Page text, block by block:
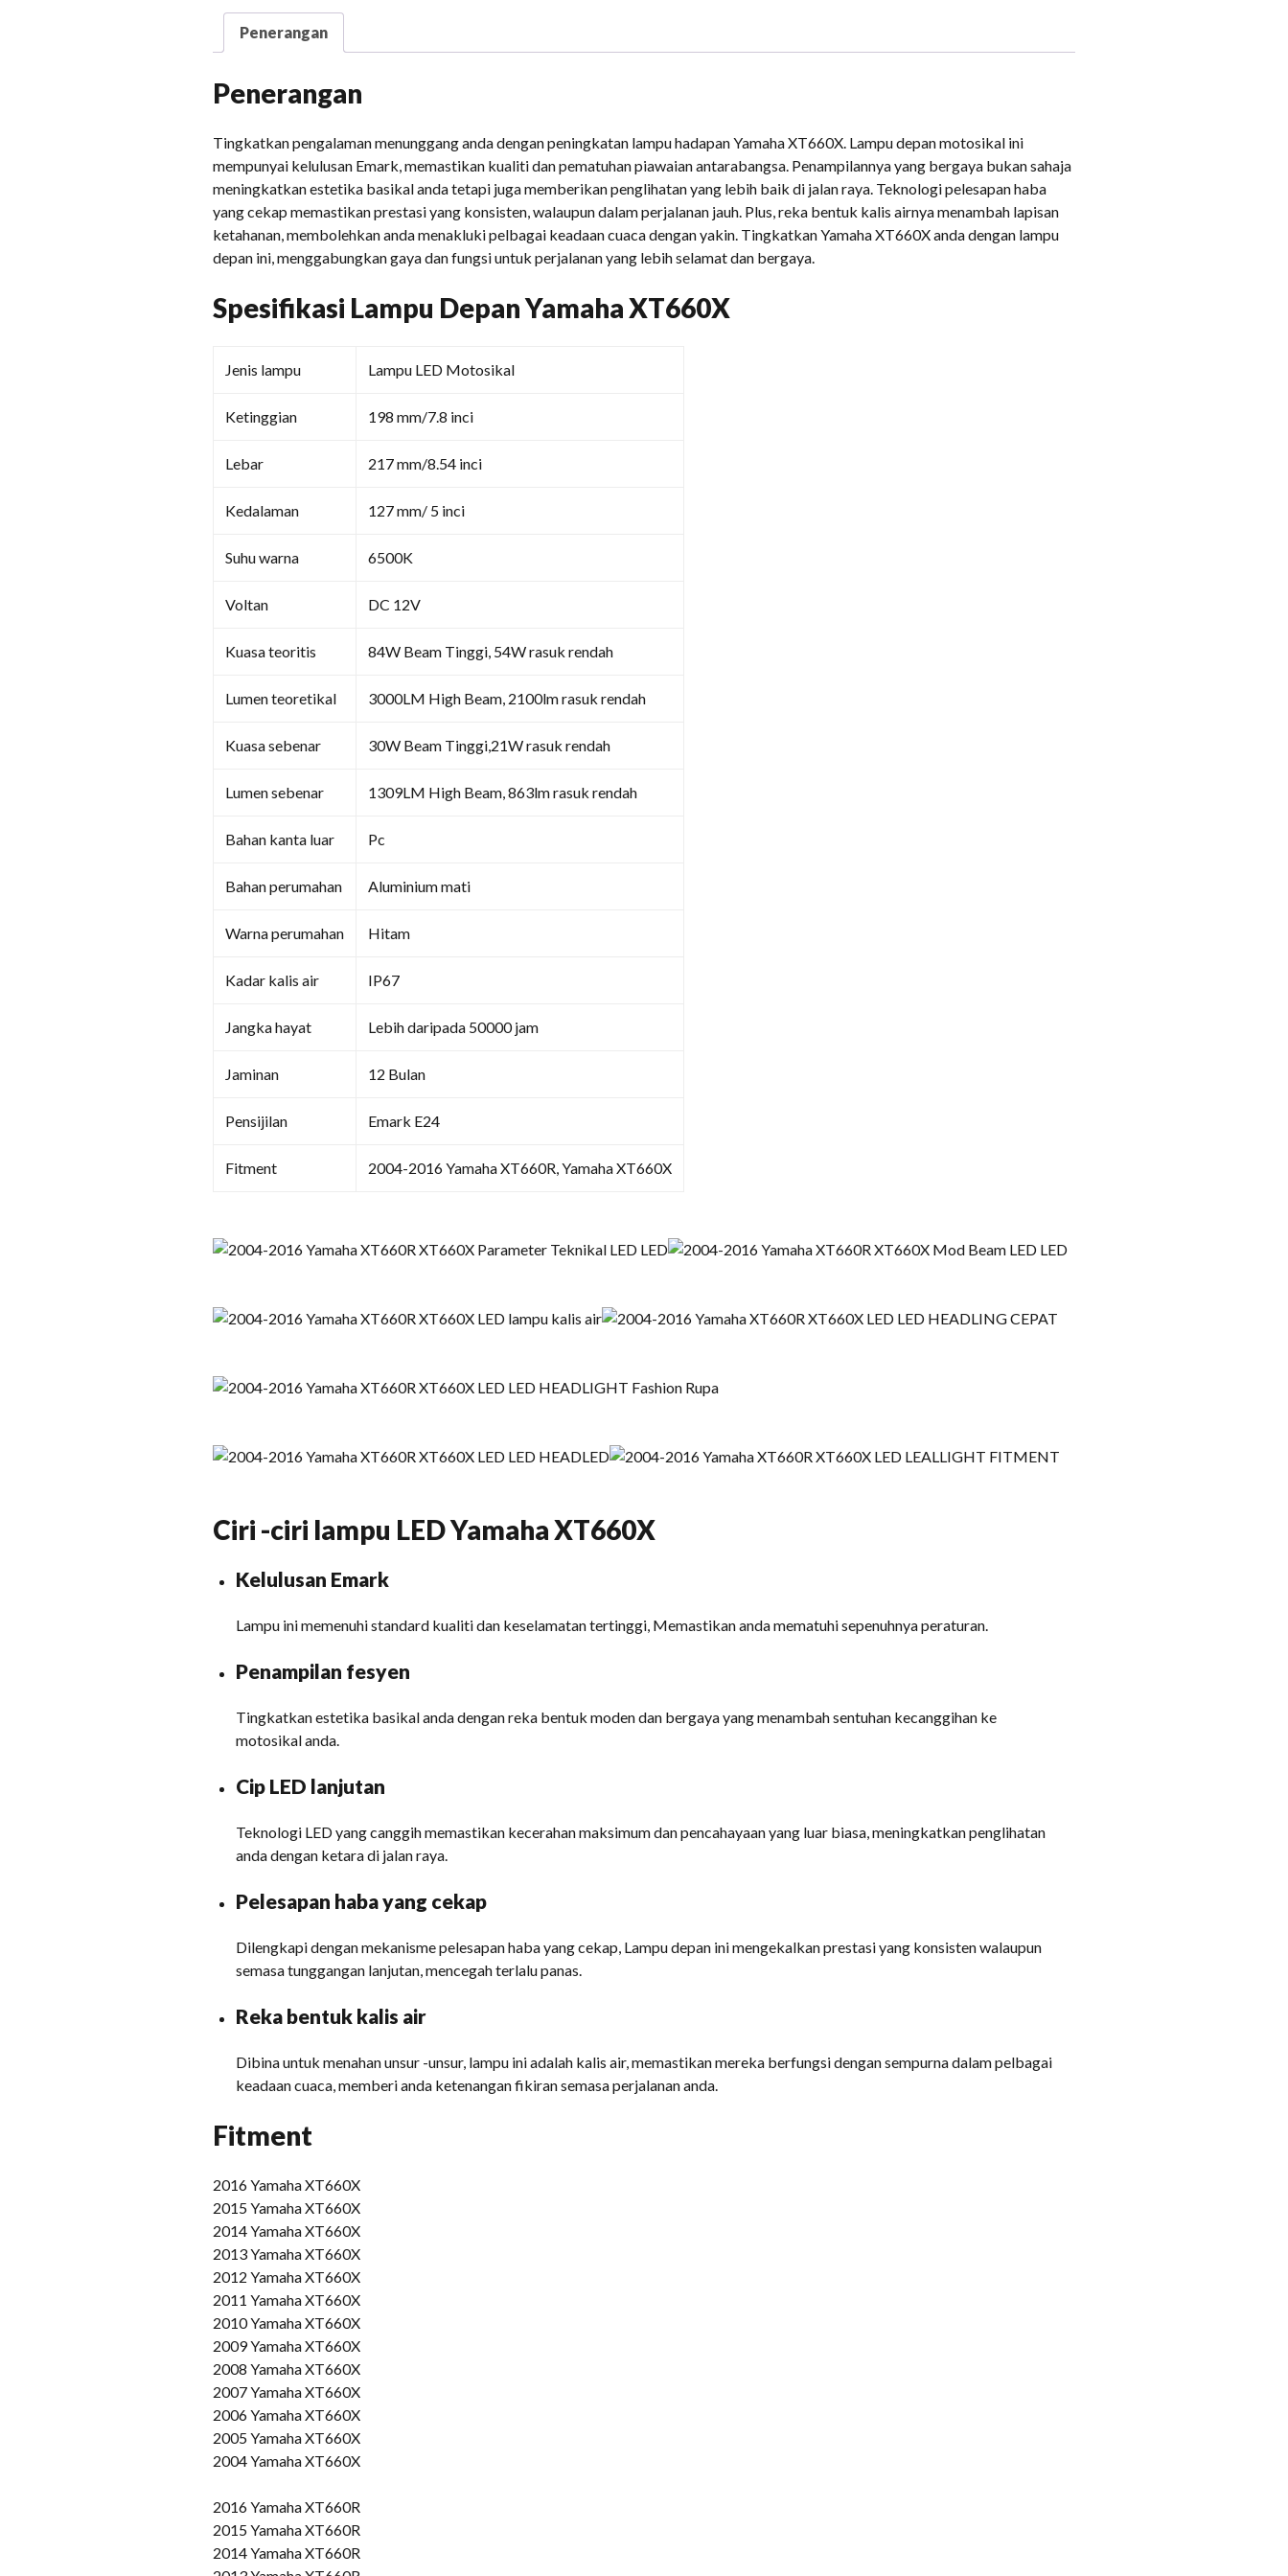
Penerangan
Penerangan
Tingkatkan pengalaman menunggang anda dengan peningkatan lampu hadapan Yamaha XT660X. Lampu depan motosikal ini
mempunyai kelulusan Emark, memastikan kualiti dan pematuhan piawaian antarabangsa. Penampilannya yang bergaya bukan sahaja
meningkatkan estetika basikal anda tetapi juga memberikan penglihatan yang lebih baik di jalan raya. Teknologi pelesapan haba
yang cekap memastikan prestasi yang konsisten, walaupun dalam perjalanan jauh. Plus, reka bentuk kalis airnya menambah lapisan
ketahanan, membolehkan anda menakluki pelbagai keadaan cuaca dengan yakin. Tingkatkan Yamaha XT660X anda dengan lampu
depan ini, menggabungkan gaya dan fungsi untuk perjalanan yang lebih selamat dan bergaya.
Spesifikasi Lampu Depan Yamaha XT660X
Jenis lampu Lampu LED Motosikal
Ketinggian 198 mm/7.8 inci
Lebar 217 mm/8.54 inci
Kedalaman 127 mm/ 5 inci
Suhu warna 6500K
Voltan DC 12V
Kuasa teoritis 84W Beam Tinggi, 54W rasuk rendah
Lumen teoretikal 3000LM High Beam, 2100lm rasuk rendah
Kuasa sebenar 30W Beam Tinggi,21W rasuk rendah
Lumen sebenar 1309LM High Beam, 863lm rasuk rendah
Bahan kanta luar Pc
Bahan perumahan Aluminium mati
Warna perumahan Hitam
Kadar kalis air IP67
Jangka hayat Lebih daripada 50000 jam
Jaminan 12 Bulan
Pensijilan Emark E24
Fitment 2004-2016 Yamaha XT660R, Yamaha XT660X
Ciri -ciri lampu LED Yamaha XT660X
Kelulusan Emark
Lampu ini memenuhi standard kualiti dan keselamatan tertinggi, Memastikan anda mematuhi sepenuhnya peraturan.
Penampilan fesyen
Tingkatkan estetika basikal anda dengan reka bentuk moden dan bergaya yang menambah sentuhan kecanggihan ke
motosikal anda.
Cip LED lanjutan
Teknologi LED yang canggih memastikan kecerahan maksimum dan pencahayaan yang luar biasa, meningkatkan penglihatan
anda dengan ketara di jalan raya.
Pelesapan haba yang cekap
Dilengkapi dengan mekanisme pelesapan haba yang cekap, Lampu depan ini mengekalkan prestasi yang konsisten walaupun
semasa tunggangan lanjutan, mencegah terlalu panas.
Reka bentuk kalis air
Dibina untuk menahan unsur -unsur, lampu ini adalah kalis air, memastikan mereka berfungsi dengan sempurna dalam pelbagai
keadaan cuaca, memberi anda ketenangan fikiran semasa perjalanan anda.
Fitment
2016 Yamaha XT660X
2015 Yamaha XT660X
2014 Yamaha XT660X
2013 Yamaha XT660X
2012 Yamaha XT660X
2011 Yamaha XT660X
2010 Yamaha XT660X
2009 Yamaha XT660X
2008 Yamaha XT660X
2007 Yamaha XT660X
2006 Yamaha XT660X
2005 Yamaha XT660X
2004 Yamaha XT660X
2016 Yamaha XT660R
2015 Yamaha XT660R
2014 Yamaha XT660R